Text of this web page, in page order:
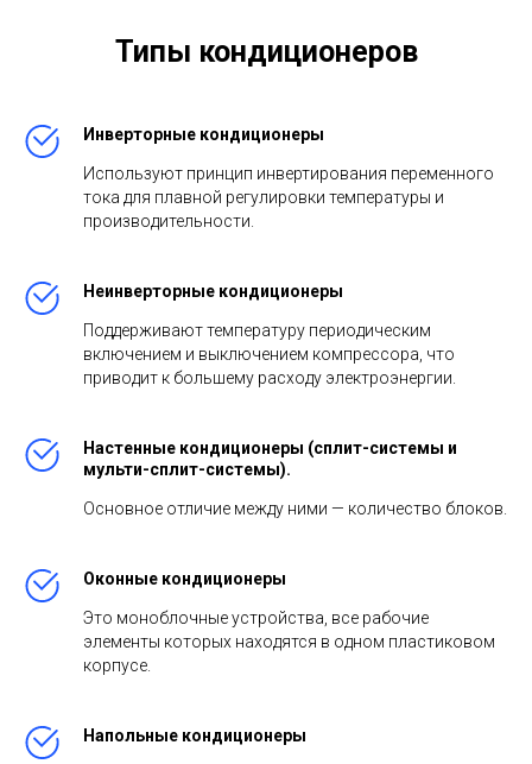
Типы кондиционеров
Инверторные кондиционеры
Используют принцип инвертирования переменного
тока для плавной регулировки температуры и
производительности.
Неинверторные кондиционеры
Поддерживают температуру периодическим
включением и выключением компрессора, что
приводит к большему расходу электроэнергии.
Настенные кондиционеры (сплит-системы и
мульти-сплит-системы).
Основное отличие между ними — количество блоков.
Оконные кондиционеры
Это моноблочные устройства, все рабочие
элементы которых находятся в одном пластиковом
корпусе.
Напольные кондиционеры